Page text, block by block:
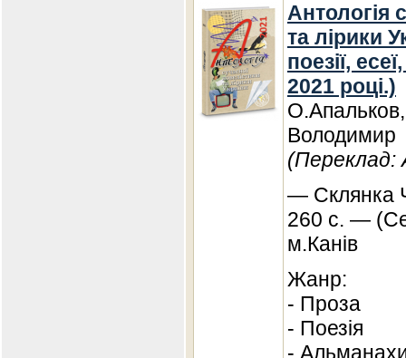
Антологія
та лірики
поезії,
2021 році.)
О.Апальков,
Володимир
(Переклад:
— Склянка
260 с. —
м.Канів
Жанр:
- Проза
- Поезія
-